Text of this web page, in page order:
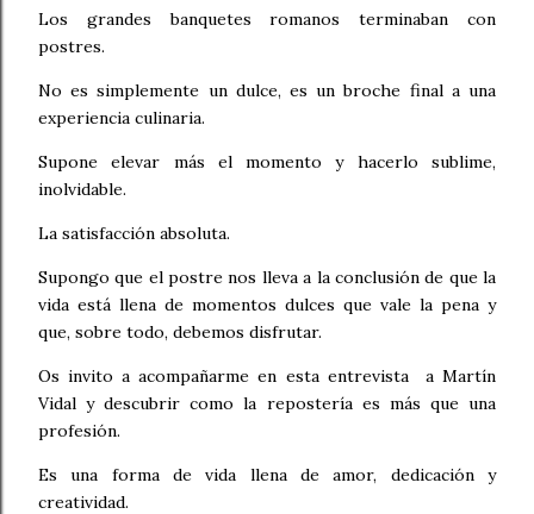
Los grandes banquetes romanos terminaban con
postres.
No es simplemente un dulce, es un broche final a una
experiencia culinaria.
Supone elevar más el momento y hacerlo sublime,
inolvidable.
La satisfacción absoluta.
Supongo que el postre nos lleva a la conclusión de que la
vida está llena de momentos dulces que vale la pena y
que, sobre todo, debemos disfrutar.
Os invito a acompañarme en esta entrevista a Martín
Vidal y descubrir como la repostería es más que una
profesión.
Es una forma de vida llena de amor, dedicación y
creatividad.